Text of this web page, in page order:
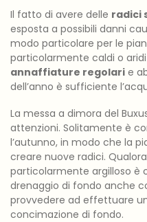
Il fatto di avere delle radici
esposta a possibili danni
modo particolare per le
particolarmente caldi o
annaffiature regolari e
dell’anno è sufficiente
La messa a dimora del
attenzioni. Solitamente è
l’autunno, in modo che la
creare nuove radici.
particolarmente argilloso è
drenaggio di fondo anche
provvedere ad effettuare
concimazione di fondo.